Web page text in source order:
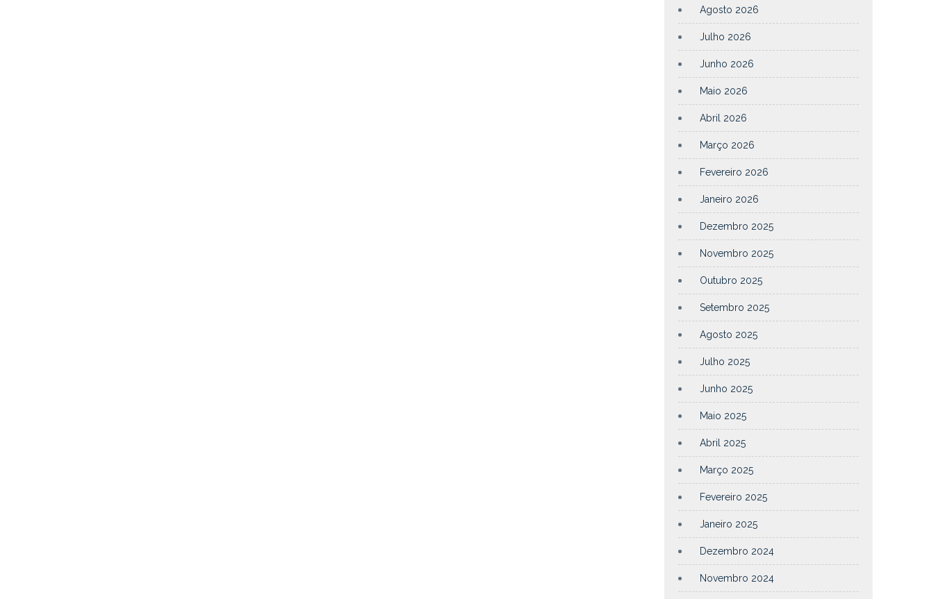
Agosto 2026
Julho 2026
Junho 2026
Maio 2026
Abril 2026
Março 2026
Fevereiro 2026
Janeiro 2026
Dezembro 2025
Novembro 2025
Outubro 2025
Setembro 2025
Agosto 2025
Julho 2025
Junho 2025
Maio 2025
Abril 2025
Março 2025
Fevereiro 2025
Janeiro 2025
Dezembro 2024
Novembro 2024